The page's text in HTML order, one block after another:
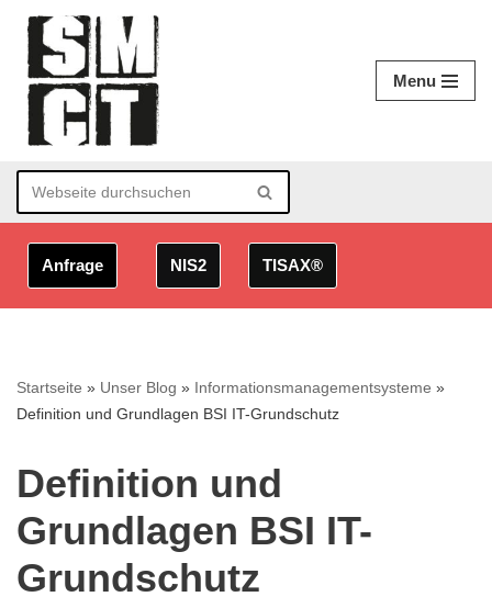
Zum
Inhalt
springen
Menu
Anfrage NIS2 TISAX®
Startseite » Unser Blog » Informationsmanagementsysteme »
Definition und Grundlagen BSI IT-Grundschutz
Definition und
Grundlagen BSI IT-
Grundschutz